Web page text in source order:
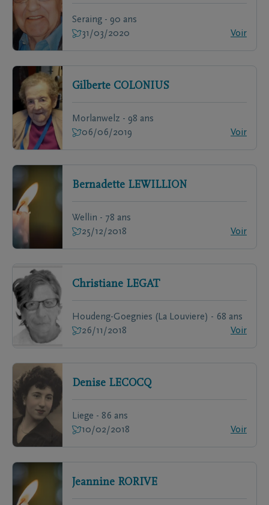
Seraing - 90 ans
31/03/2020
Voir
Gilberte COLONIUS
Morlanwelz - 98 ans
06/06/2019
Voir
Bernadette LEWILLION
Wellin - 78 ans
25/12/2018
Voir
Christiane LEGAT
Houdeng-Goegnies (La Louviere) - 68 ans
26/11/2018
Voir
Denise LECOCQ
Liege - 86 ans
10/02/2018
Voir
Jeannine RORIVE